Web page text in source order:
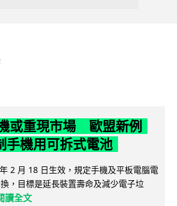
或重現市場 歐盟新例
手機用可拆式電池
2 月 18 日生效，規定手機及平板電腦電
，目標是延長裝置壽命及減少電子垃
讀全文